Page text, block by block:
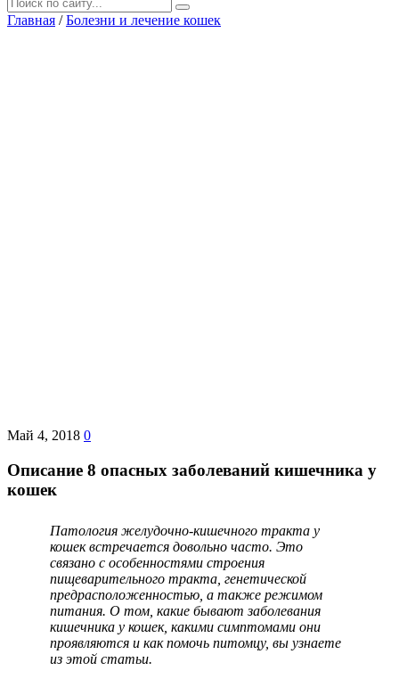
Главная / Болезни и лечение кошек
Май 4, 2018 0
Описание 8 опасных заболеваний кишечника у
кошек
Патология желудочно-кишечного тракта у
кошек встречается довольно часто. Это
связано с особенностями строения
пищеварительного тракта, генетической
предрасположенностью, а также режимом
питания. О том, какие бывают заболевания
кишечника у кошек, какими симптомами они
проявляются и как помочь питомцу, вы узнаете
из этой статьи.